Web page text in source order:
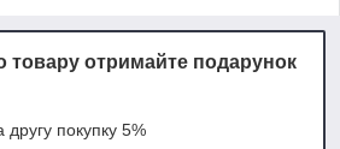
товару отримайте подарунок
другу покупку 5%